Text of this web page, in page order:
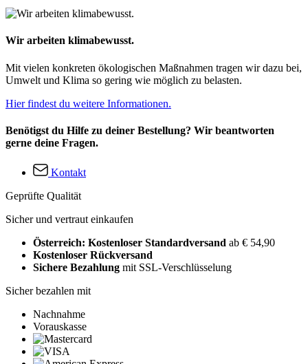
Wir arbeiten klimabewusst.
Mit vielen konkreten ökologischen Maßnahmen tragen wir dazu bei,
Umwelt und Klima so gering wie möglich zu belasten.
Hier findest du weitere Informationen.
Benötigst du Hilfe zu deiner Bestellung? Wir beantworten
gerne deine Fragen.
Kontakt
Geprüfte Qualität
Sicher und vertraut einkaufen
Österreich: Kostenloser Standardversand ab € 54,90
Kostenloser Rückversand
Sichere Bezahlung mit SSL-Verschlüsselung
Sicher bezahlen mit
Nachnahme
Vorauskasse